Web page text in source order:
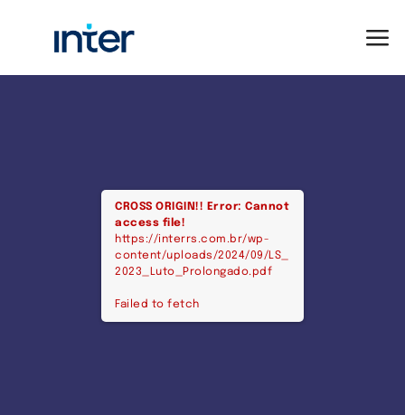
CROSS ORIGIN!! Error: Cannot
access file!
https://interrs.com.br/wp-
content/uploads/2024/09/LS_
2023_Luto_Prolongado.pdf
Failed to fetch